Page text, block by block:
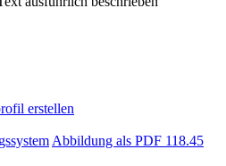
erstellen
Abbildung als PDF 118.45